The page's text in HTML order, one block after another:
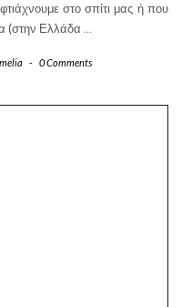
στο σπίτι μας ή που
(στην Ελλάδα …
- 0 Comments